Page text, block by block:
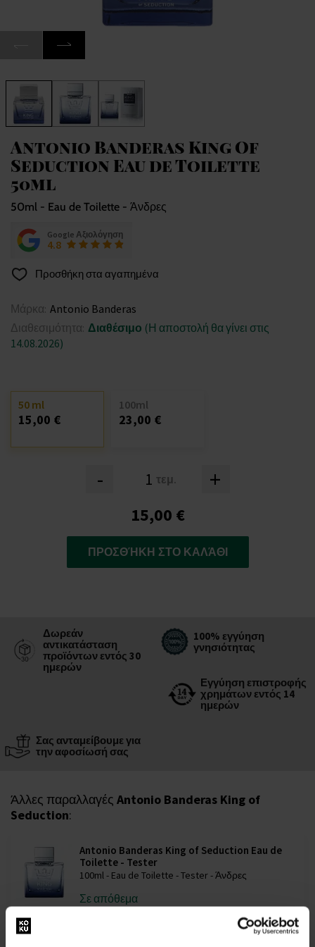
Antonio Banderas King Of
Seduction Eau de Toilette
50ml
50ml - Eau de Toilette - Άνδρες
Google Αξιολόγηση
4.8
Προσθήκη στα αγαπημένα
Μάρκα: Antonio Banderas
Διαθεσιμότητα: Διαθέσιμο (Η αποστολή θα γίνει στις
14.08.2026)
- τεμ. +
50 ml
15,00 €
100ml
23,00 €
15,00 €
ΠΡΟΣΘΉΚΗ ΣΤΟ ΚΑΛΆΘΙ
Δωρεάν
αντικατάσταση
προϊόντων εντός 30
ημερών
100% εγγύηση
γνησιότητας
Εγγύηση επιστροφής
χρημάτων εντός 14
ημερών
Σας ανταμείβουμε για
την αφοσίωσή σας
Άλλες παραλλαγές Antonio Banderas King of
Seduction:
Antonio Banderas King of Seduction Eau de
Toilette - Tester
100ml - Eau de Toilette - Tester - Άνδρες
Σε απόθεμα
19,00 €